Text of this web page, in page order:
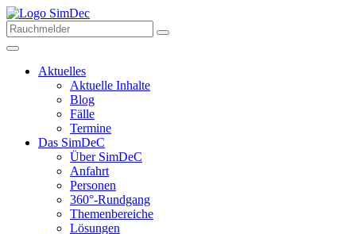
Aktuelles
Aktuelle Inhalte
Blog
Fälle
Termine
Das SimDeC
Über SimDeC
Anfahrt
Personen
360°-Rundgang
Themenbereiche
Lösungen